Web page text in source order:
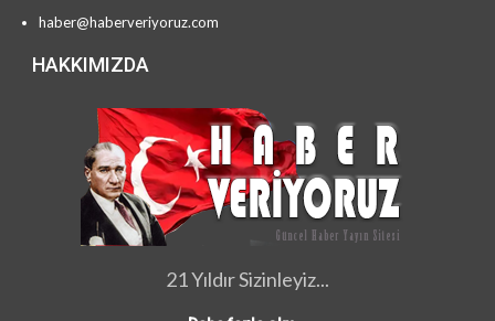
haber@haberveriyoruz.com
HAKKIMIZDA
21 Yıldır Sizinleyiz...